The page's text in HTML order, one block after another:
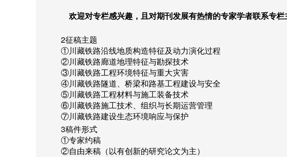
欢迎对专栏感兴趣，且对期刊发展有热情的专家学者联系专栏
2征稿主题
①川藏铁路沿线地质构造特征及动力演化过程
②川藏铁路廊道地理特征与勘探技术
③川藏铁路工程环境特征与重大灾害
④川藏铁路隧道、桥梁和路基工程建设与安全
⑤川藏铁路工程材料与施工装备技术
⑥川藏铁路施工技术、组织与长期运营管理
⑦川藏铁路建设生态环境响应与保护
3稿件形式
①专家约稿
②自由来稿（以有创新的研究论文为主）